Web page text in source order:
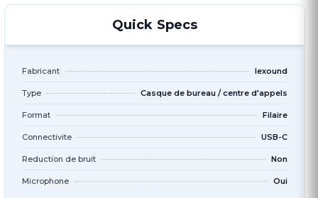
Quick Specs
Fabricant lexound
Type Casque de bureau / centre d'appels
Format Filaire
Connectivite USB-C
Reduction de bruit Non
Microphone Oui